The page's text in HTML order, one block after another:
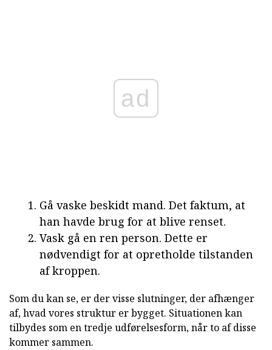
ad
Gå vaske beskidt mand. Det faktum, at
han havde brug for at blive renset.
Vask gå en ren person. Dette er
nødvendigt for at opretholde tilstanden
af kroppen.
Som du kan se, er der visse slutninger, der afhænger
af, hvad vores struktur er bygget. Situationen kan
tilbydes som en tredje udførelsesform, når to af disse
kommer sammen.